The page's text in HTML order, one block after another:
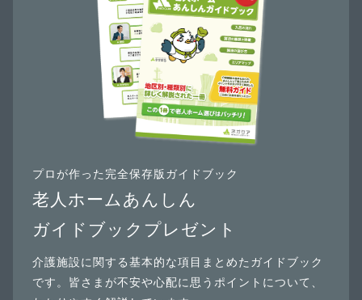
プロが作った完全保存版ガイドブック
老人ホームあんしん
ガイドブックプレゼント
介護施設に関する基本的な項目まとめたガイドブック
です。皆さまが不安や心配に思うポイントについて、